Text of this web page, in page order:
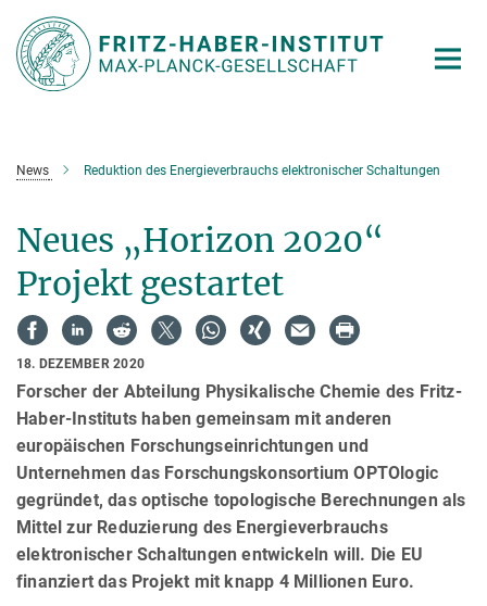
Hauptinhalt
News Reduktion des Energieverbrauchs elektronischer Schaltungen
Neues „Horizon 2020“
Projekt gestartet
18. DEZEMBER 2020
Forscher der Abteilung Physikalische Chemie des Fritz-
Haber-Instituts haben gemeinsam mit anderen
europäischen Forschungseinrichtungen und
Unternehmen das Forschungskonsortium OPTOlogic
gegründet, das optische topologische Berechnungen als
Mittel zur Reduzierung des Energieverbrauchs
elektronischer Schaltungen entwickeln will. Die EU
finanziert das Projekt mit knapp 4 Millionen Euro.